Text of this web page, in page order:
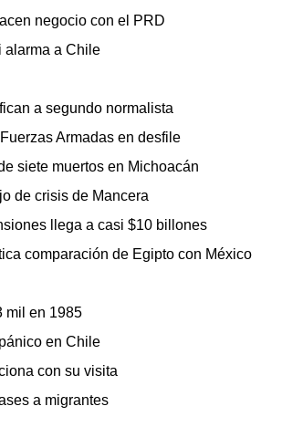
negocio con el PRD
alarma a Chile
a segundo normalista
Armadas en desfile
siete muertos en Michoacán
de crisis de Mancera
llega a casi $10 billones
comparación de Egipto con México
mil en 1985
en Chile
con su visita
a migrantes